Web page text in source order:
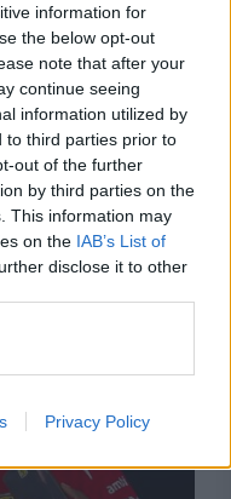
information for
the below opt-out
note that after your
continue seeing
information utilized by
to third parties prior to
out of the further
by third parties on the
This information may
on the IAB’s List of
disclose it to other
Privacy Policy
calificările din
linie a grilei